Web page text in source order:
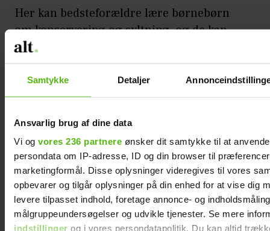
Samtykke Detaljer
Ansvarlig brug af dine data
Vi og vores 236 partnere ønsker dit samtykke til at
persondata om IP-adresse, ID og din browser til
marketingformål. Disse oplysninger videregives til vores
opbevarer og tilgår oplysninger på din enhed for at vise dig
levere tilpasset indhold, foretage annonce- og
målgruppeundersøgelser og udvikle tjenester. Se mere
indstillinger og i vores persondatapolitik. Du kan altid
Her kan bedsteforældre lære børnebørn
om konservering og syltning, og de kan
udforske madtraditionerne sammen.
– Eller man kan lave fastelavnsboller eller
have et julebageværksted. Det er kun